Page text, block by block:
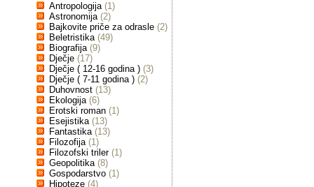
Antropologija (1)
Astronomija (2)
Bajkovite priče za odrasle (2)
Beletristika (49)
Biografija (9)
Dječje (17)
Dječje ( 12-16 godina ) (3)
Dječje ( 7-11 godina ) (2)
Duhovnost (13)
Ekologija (6)
Erotski roman (1)
Esejistika (13)
Fantastika (13)
Filozofija (1)
Filozofski triler (1)
Geopolitika (8)
Gospodarstvo (1)
Hipoteze (4)